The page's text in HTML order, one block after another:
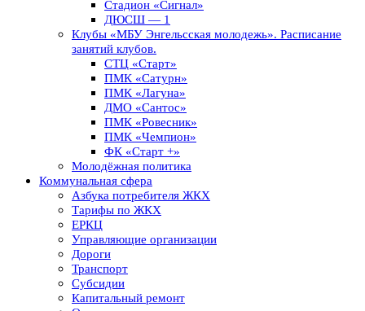
Стадион «Сигнал»
ДЮСШ — 1
Клубы «МБУ Энгельсская молодежь». Расписание
занятий клубов.
СТЦ «Старт»
ПМК «Сатурн»
ПМК «Лагуна»
ДМО «Сантос»
ПМК «Ровесник»
ПМК «Чемпион»
ФК «Старт +»
Молодёжная политика
Коммунальная сфера
Азбука потребителя ЖКХ
Тарифы по ЖКХ
ЕРКЦ
Управляющие организации
Дороги
Транспорт
Субсидии
Капитальный ремонт